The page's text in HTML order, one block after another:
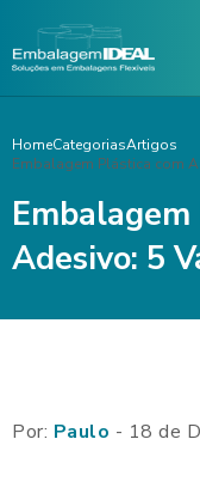
HomeCategoriasArtigos
Embalagem Plástica com
Adesivo: 5
Por: Paulo - 18 de